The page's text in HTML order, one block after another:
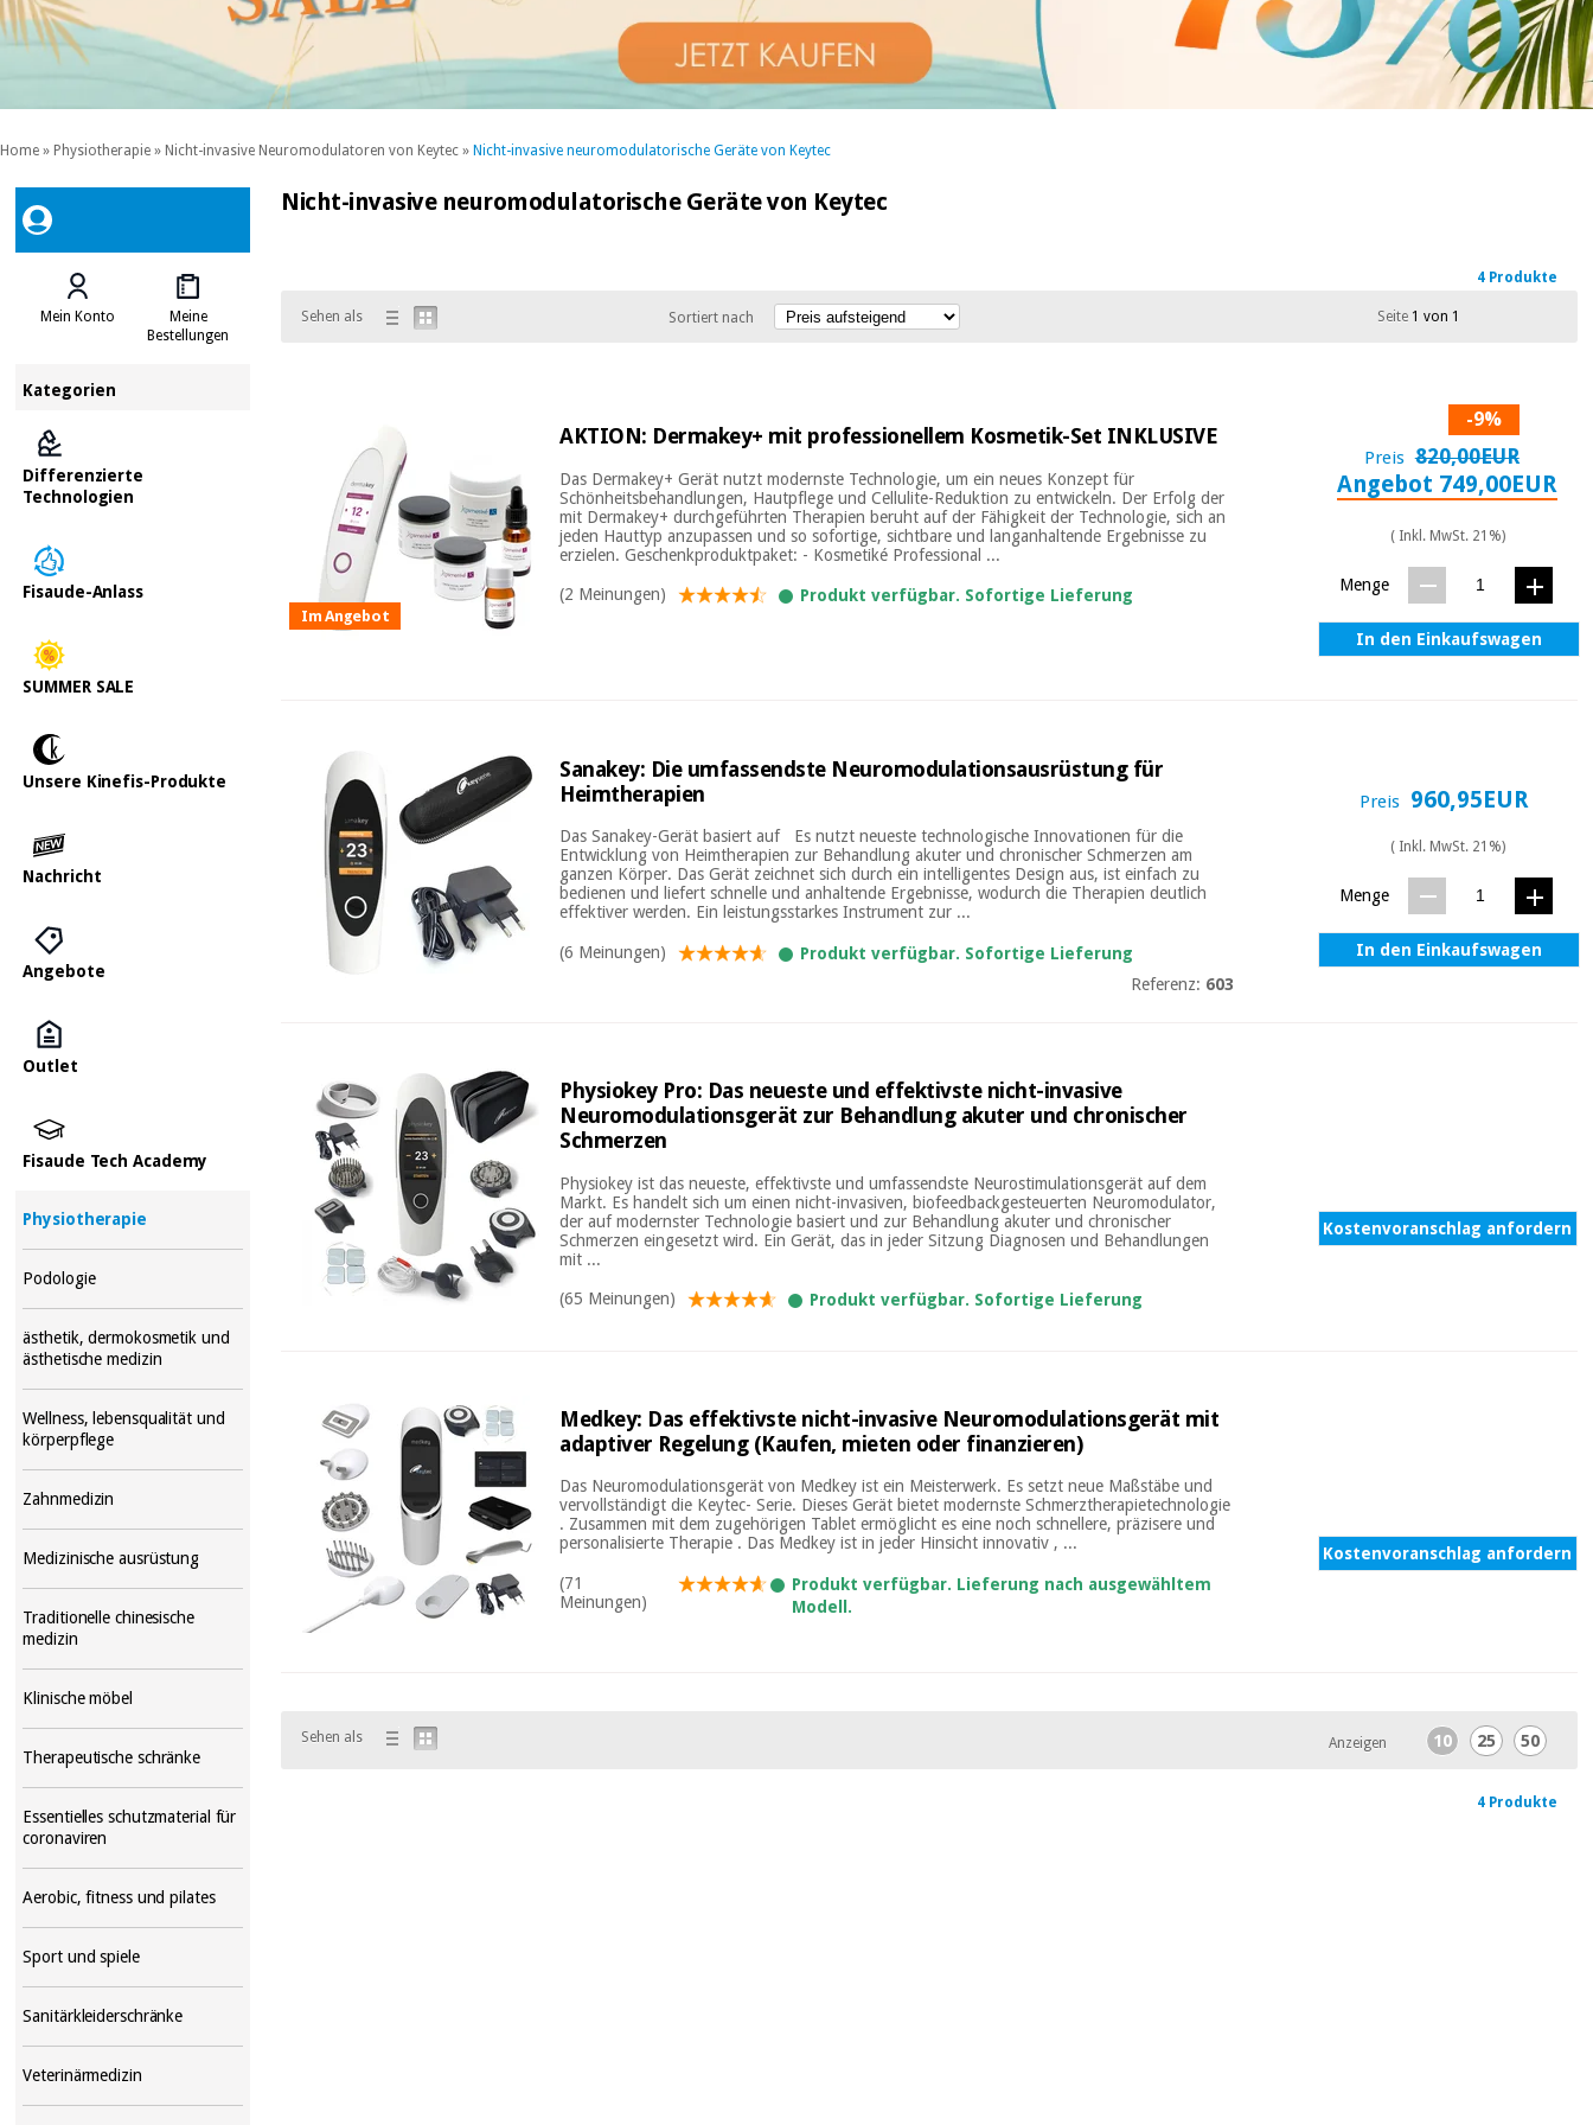
Home » Physiotherapie » Nicht-invasive Neuromodulatoren von Keytec » Nicht-invasive neuromodulatorische Geräte von Keytec
Mein Konto
Meine
Bestellungen
Kategorien
Differenzierte
Technologien
Fisaude-Anlass
SUMMER SALE
Unsere Kinefis-Produkte
Nachricht
Angebote
Outlet
Fisaude Tech Academy
Physiotherapie
Podologie
ästhetik, dermokosmetik und
ästhetische medizin
Wellness, lebensqualität und
körperpflege
Zahnmedizin
Medizinische ausrüstung
Traditionelle chinesische
medizin
Klinische möbel
Therapeutische schränke
Essentielles schutzmaterial für
coronaviren
Aerobic, fitness und pilates
Sport und spiele
Sanitärkleiderschränke
Veterinärmedizin
Nicht-invasive neuromodulatorische Geräte von Keytec
4 Produkte
Sehen als Sortiert nach Seite1 von 1
Im Angebot
AKTION: Dermakey+ mit professionellem Kosmetik-Set INKLUSIVE
Das Dermakey+ Gerät nutzt modernste Technologie, um ein neues Konzept für
Schönheitsbehandlungen, Hautpflege und Cellulite-Reduktion zu entwickeln. Der Erfolg der
mit Dermakey+ durchgeführten Therapien beruht auf der Fähigkeit der Technologie, sich an
jeden Hauttyp anzupassen und so sofortige, sichtbare und langanhaltende Ergebnisse zu
erzielen. Geschenkproduktpaket: - Kosmetiké Professional ...
(2 Meinungen) Produkt verfügbar. Sofortige Lieferung
-9%
Preis 820,00EUR
Angebot 749,00EUR
( Inkl. MwSt. 21%)
Menge
In den Einkaufswagen
Sanakey: Die umfassendste Neuromodulationsausrüstung für
Heimtherapien
Das Sanakey-Gerät basiert auf Es nutzt neueste technologische Innovationen für die
Entwicklung von Heimtherapien zur Behandlung akuter und chronischer Schmerzen am
ganzen Körper. Das Gerät zeichnet sich durch ein intelligentes Design aus, ist einfach zu
bedienen und liefert schnelle und anhaltende Ergebnisse, wodurch die Therapien deutlich
effektiver werden. Ein leistungsstarkes Instrument zur ...
(6 Meinungen)
Produkt verfügbar. Sofortige Lieferung
Referenz: 603
Preis 960,95EUR
( Inkl. MwSt. 21%)
Menge
In den Einkaufswagen
Physiokey Pro: Das neueste und effektivste nicht-invasive
Neuromodulationsgerät zur Behandlung akuter und chronischer
Schmerzen
Physiokey ist das neueste, effektivste und umfassendste Neurostimulationsgerät auf dem
Markt. Es handelt sich um einen nicht-invasiven, biofeedbackgesteuerten Neuromodulator,
der auf modernster Technologie basiert und zur Behandlung akuter und chronischer
Schmerzen eingesetzt wird. Ein Gerät, das in jeder Sitzung Diagnosen und Behandlungen
mit ...
(65 Meinungen) Produkt verfügbar. Sofortige Lieferung
Kostenvoranschlag anfordern
Medkey: Das effektivste nicht-invasive Neuromodulationsgerät mit
adaptiver Regelung (Kaufen, mieten oder finanzieren)
Das Neuromodulationsgerät von Medkey ist ein Meisterwerk. Es setzt neue Maßstäbe und
vervollständigt die Keytec- Serie. Dieses Gerät bietet modernste Schmerztherapietechnologie
. Zusammen mit dem zugehörigen Tablet ermöglicht es eine noch schnellere, präzisere und
personalisierte Therapie . Das Medkey ist in jeder Hinsicht innovativ , ...
(71
Meinungen)
Produkt verfügbar. Lieferung nach ausgewähltem
Modell.
Kostenvoranschlag anfordern
Sehen als Anzeigen 10 25 50
4 Produkte